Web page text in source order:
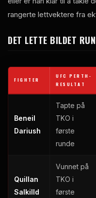
rangerte lettvektere fra
DET LETTE BILDET
FIGHTER
UFC PERTH-
RESULTAT
Beneil
Dariush
Tapte på
TKO i
første
runde
Quillan
Salkilld
Vunnet på
TKO i
første